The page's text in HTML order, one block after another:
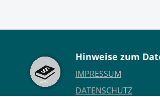
Hinweise zum
IMPRESSUM
DATENSCHUTZ